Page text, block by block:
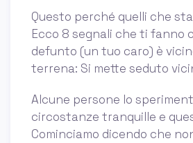
Questo perché quelli che
Ecco 8 segnali che ti fanno
defunto (un tuo caro) è
terrena: Si mette seduto
Alcune persone lo
circostanze tranquille e
Cominciamo dicendo che